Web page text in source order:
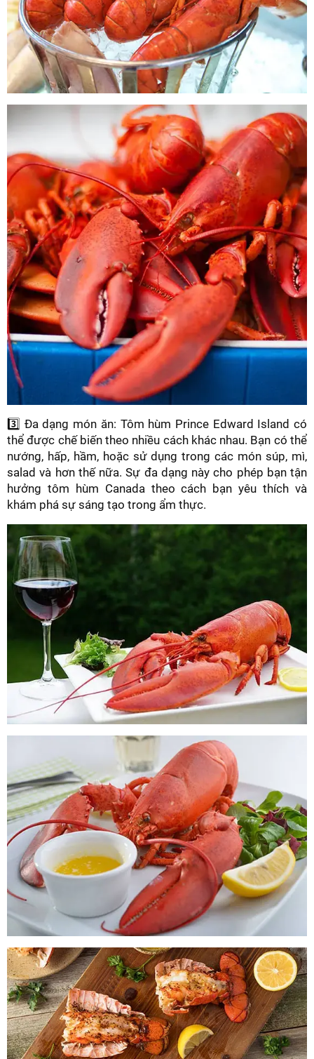
3️⃣ Đa dạng món ăn: Tôm hùm Prince Edward Island có
thể được chế biến theo nhiều cách khác nhau. Bạn có thể
nướng, hấp, hầm, hoặc sử dụng trong các món súp, mì,
salad và hơn thế nữa. Sự đa dạng này cho phép bạn tận
hưởng tôm hùm Canada theo cách bạn yêu thích và
khám phá sự sáng tạo trong ẩm thực.